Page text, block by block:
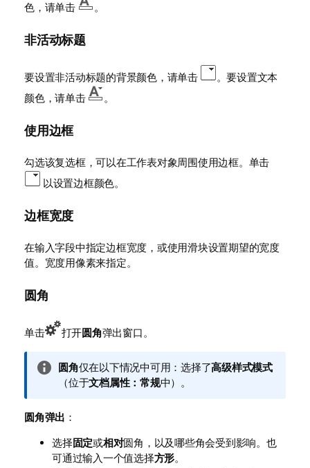
色，请单击
。
非活动标题
要设置非活动标题的背景颜色，请单击
。要设置文本
颜色，请单击
。
使用边框
勾选该复选框，可以在工作表对象周围使用边框。单击
以设置边框颜色。
边框宽度
在输入字段中指定边框宽度，或使用滑块设置期望的宽度
值。宽度用像素来指定。
圆角
单击 打开圆角弹出窗口。
信
息
释
圆角仅在以下情况中可用：选择了高级样式模式
（位于文档属性：常规中）。
圆角弹出 ：
选择固定或相对圆角，以及哪些角会受到影响。也
可通过输入一个值选择方形。